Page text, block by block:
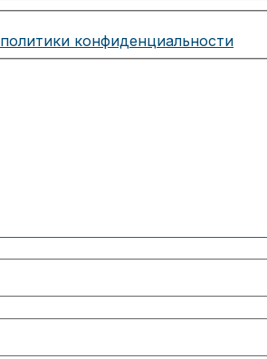
политики конфиденциальности